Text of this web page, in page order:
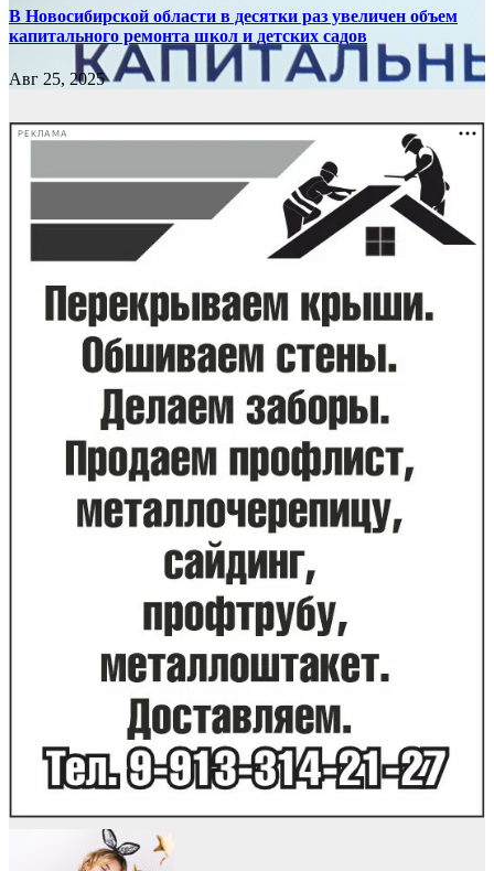
В Новосибирской области в десятки раз увеличен объем
капитального ремонта школ и детских садов
Авг 25, 2025
РЕКЛАМА